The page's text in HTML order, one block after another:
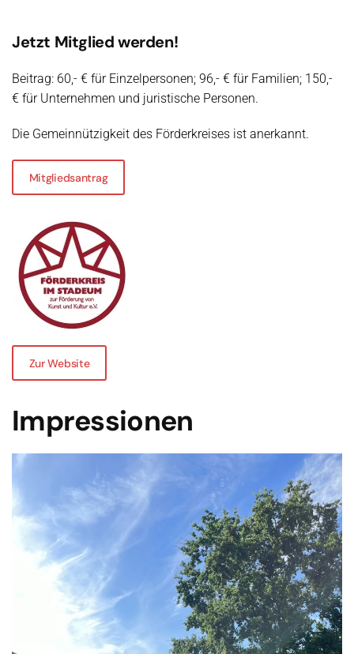
Jetzt Mitglied werden!
Beitrag: 60,- € für Einzelpersonen; 96,- € für Familien; 150,-
€ für Unternehmen und juristische Personen.
Die Gemeinnützigkeit des Förderkreises ist anerkannt.
Mitgliedsantrag
Zur Website
Impressionen